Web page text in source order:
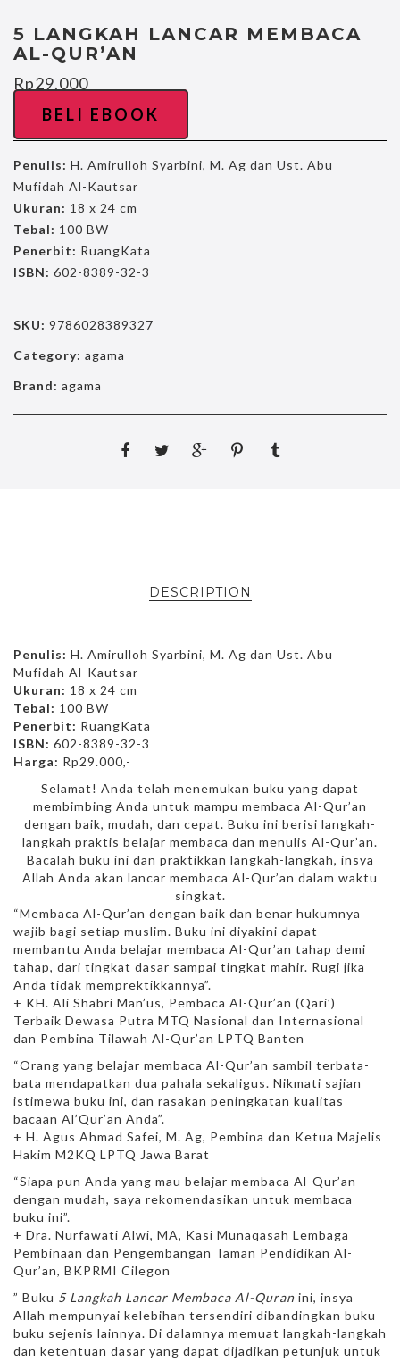
5 LANGKAH LANCAR MEMBACA
AL-QUR’AN
Rp29.000
BELI EBOOK
Penulis: H. Amirulloh Syarbini, M. Ag dan Ust. Abu
Mufidah Al-Kautsar
Ukuran: 18 x 24 cm
Tebal: 100 BW
Penerbit: RuangKata
ISBN: 602-8389-32-3
SKU: 9786028389327
Category: agama
Brand: agama
DESCRIPTION
Penulis: H. Amirulloh Syarbini, M. Ag dan Ust. Abu
Mufidah Al-Kautsar
Ukuran: 18 x 24 cm
Tebal: 100 BW
Penerbit: RuangKata
ISBN: 602-8389-32-3
Harga: Rp29.000,-
Selamat! Anda telah menemukan buku yang dapat
membimbing Anda untuk mampu membaca Al-Qur’an
dengan baik, mudah, dan cepat. Buku ini berisi langkah-
langkah praktis belajar membaca dan menulis Al-Qur’an.
Bacalah buku ini dan praktikkan langkah-langkah, insya
Allah Anda akan lancar membaca Al-Qur’an dalam waktu
singkat.
“Membaca Al-Qur’an dengan baik dan benar hukumnya
wajib bagi setiap muslim. Buku ini diyakini dapat
membantu Anda belajar membaca Al-Qur’an tahap demi
tahap, dari tingkat dasar sampai tingkat mahir. Rugi jika
Anda tidak memprektikkannya”.
+ KH. Ali Shabri Man’us, Pembaca Al-Qur’an (Qari’)
Terbaik Dewasa Putra MTQ Nasional dan Internasional
dan Pembina Tilawah Al-Qur’an LPTQ Banten
“Orang yang belajar membaca Al-Qur’an sambil terbata-
bata mendapatkan dua pahala sekaligus. Nikmati sajian
istimewa buku ini, dan rasakan peningkatan kualitas
bacaan Al’Qur’an Anda”.
+ H. Agus Ahmad Safei, M. Ag, Pembina dan Ketua Majelis
Hakim M2KQ LPTQ Jawa Barat
“Siapa pun Anda yang mau belajar membaca Al-Qur’an
dengan mudah, saya rekomendasikan untuk membaca
buku ini”.
+ Dra. Nurfawati Alwi, MA, Kasi Munaqasah Lembaga
Pembinaan dan Pengembangan Taman Pendidikan Al-
Qur’an, BKPRMI Cilegon
” Buku 5 Langkah Lancar Membaca Al-Quran ini, insya
Allah mempunyai kelebihan tersendiri dibandingkan buku-
buku sejenis lainnya. Di dalamnya memuat langkah-langkah
dan ketentuan dasar yang dapat dijadikan petunjuk untuk